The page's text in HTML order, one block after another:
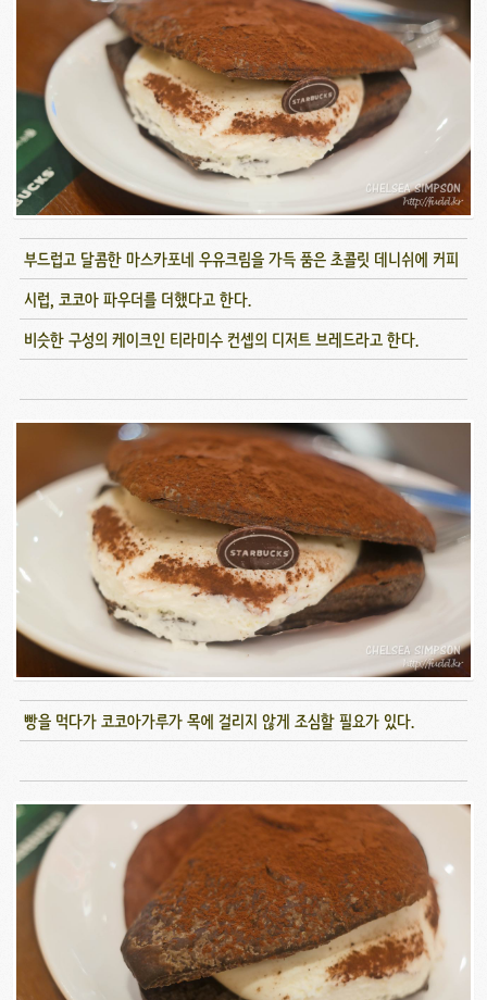
부드럽고 달콤한 마스카포네 우유크림을 가득 품은 초콜릿 데니쉬에 커피
시럽, 코코아 파우더를 더했다고 한다.
비슷한 구성의 케이크인 티라미수 컨셉의 디저트 브레드라고 한다.
빵을 먹다가 코코아가루가 목에 걸리지 않게 조심할 필요가 있다.